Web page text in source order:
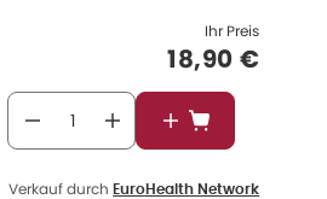
Ihr Preis
18,90 €
In den
Verkauf durch EuroHealth Network